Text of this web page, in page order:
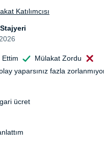
Katılımcısı
Ettim
Mülakat Zordu
yaparsınız fazla
ücret